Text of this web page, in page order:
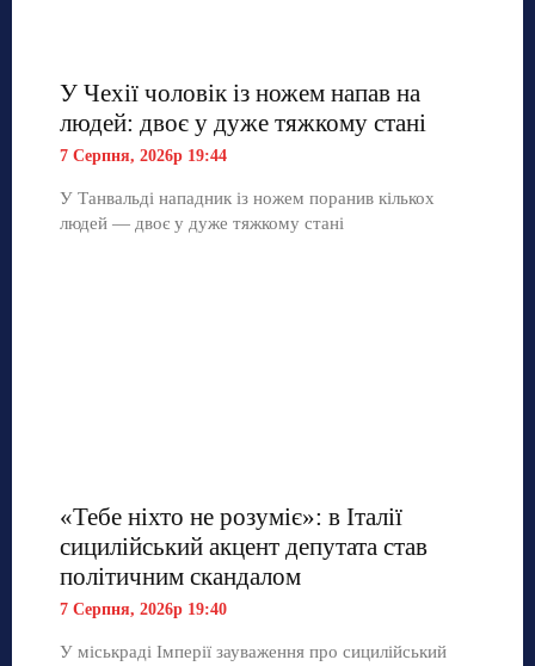
У Чехії чоловік із ножем напав на
людей: двоє у дуже тяжкому стані
7 Серпня, 2026р 19:44
У Танвальді нападник із ножем поранив кількох
людей — двоє у дуже тяжкому стані
«Тебе ніхто не розуміє»: в Італії
сицилійський акцент депутата став
політичним скандалом
7 Серпня, 2026р 19:40
У міськраді Імперії зауваження про сицилійський